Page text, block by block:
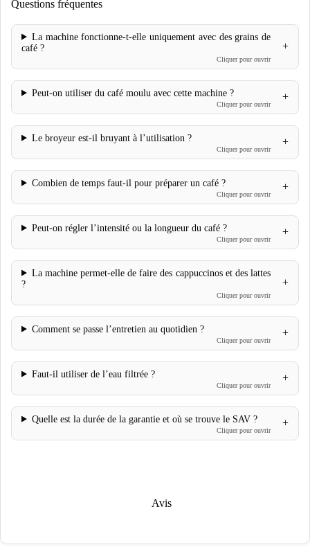
Questions fréquentes
La machine fonctionne-t-elle uniquement avec des grains de
café ?
Peut-on utiliser du café moulu avec cette machine ?
Le broyeur est-il bruyant à l’utilisation ?
Combien de temps faut-il pour préparer un café ?
Peut-on régler l’intensité ou la longueur du café ?
La machine permet-elle de faire des cappuccinos et des lattes
?
Comment se passe l’entretien au quotidien ?
Faut-il utiliser de l’eau filtrée ?
Quelle est la durée de la garantie et où se trouve le SAV ?
Avis